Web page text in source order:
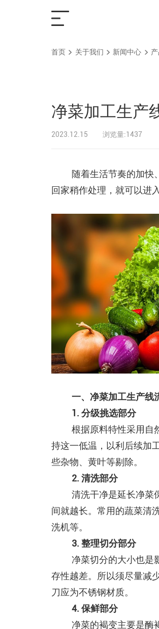
首页 关于我们 新闻中心
净菜加工生产
2023.12.15 浏览量:1437
随着生活节奏的加快
回家稍作处理，就可以进
一、净菜加工生产线
1. 分级挑选部分
根据原料特性采用自
持这一低温，以利后续加
些杂物、黄叶等剔除。
2. 清洗部分
清洗干净是延长净菜
间就越长。常用的蔬菜清
洗机等。
3. 整理切分部分
净菜切分的大小也是
存性越差。所以须尽量减
刀应为不锈钢材质。
4. 保鲜部分
净菜的褐变主要是酶